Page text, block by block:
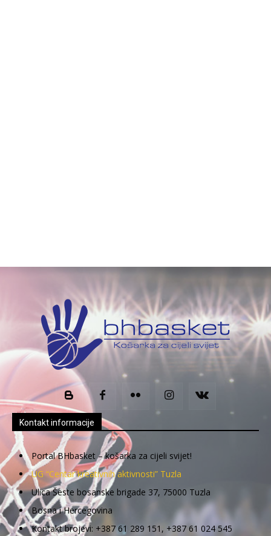
Kontakt informacije
Portal BHbasket – košarka za cijeli svijet!
UG “Centar kreativnih aktivnosti” Tuzla
Ulica Šeste bosanske brigade 37, 75000 Tuzla
Bosna i Hercegovina
Kontakt brojevi: +387 61 289 151, +387 61 024 545